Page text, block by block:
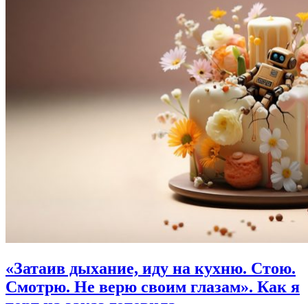
«Затаив дыхание, иду на кухню. Стою.
Смотрю. Не верю своим глазам». Как я